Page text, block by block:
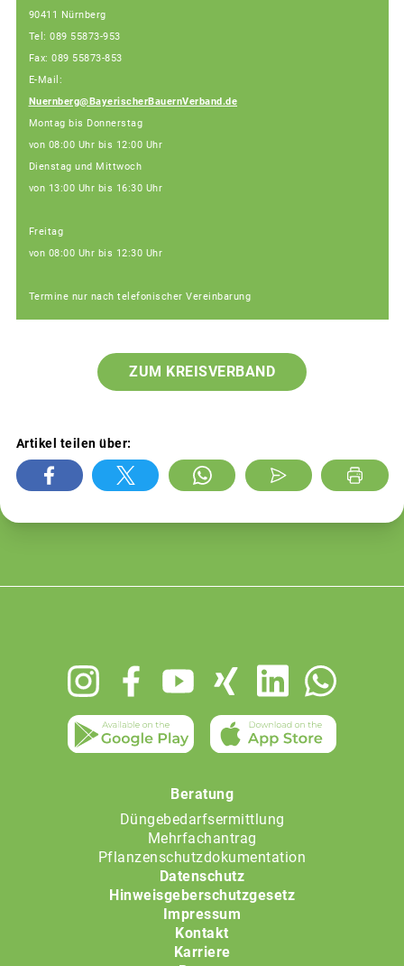
90411 Nürnberg
Tel: 089 55873-953
Fax: 089 55873-853
E-Mail:
Nuernberg@BayerischerBauernVerband.de
Montag bis Donnerstag
von 08:00 Uhr bis 12:00 Uhr
Dienstag und Mittwoch
von 13:00 Uhr bis 16:30 Uhr
Freitag
von 08:00 Uhr bis 12:30 Uhr
Termine nur nach telefonischer Vereinbarung
ZUM KREISVERBAND
Artikel teilen über:
Beratung
Düngebedarfsermittlung
Mehrfachantrag
Pflanzenschutzdokumentation
Datenschutz
Hinweisgeberschutzgesetz
Impressum
Kontakt
Karriere